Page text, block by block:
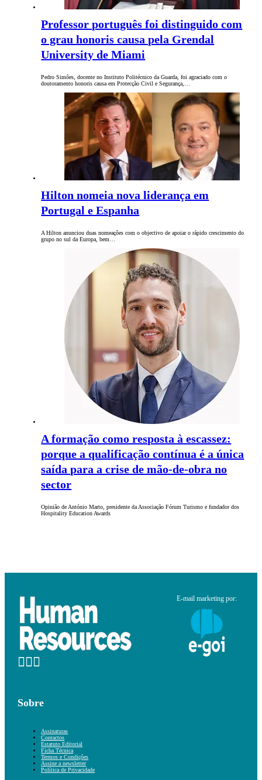
Professor português foi distinguido com
o grau honoris causa pela Grendal
University de Miami
Pedro Simões, docente no Instituto Politécnico da Guarda, foi agraciado com o
doutoramento honoris causa em Protecção Civil e Segurança,…
Hilton nomeia nova liderança em
Portugal e Espanha
A Hilton anunciou duas nomeações com o objectivo de apoiar o rápido crescimento do
grupo no sul da Europa, bem…
A formação como resposta à escassez:
porque a qualificação contínua é a única
saída para a crise de mão-de-obra no
sector
Opinião de António Marto, presidente da Associação Fórum Turismo e fundador dos
Hospitality Education Awards
E-mail marketing por:
Sobre
Assinaturas
Contactos
Estatuto Editorial
Ficha Técnica
Termos e Condições
Assine a newsletter
Política de Privacidade